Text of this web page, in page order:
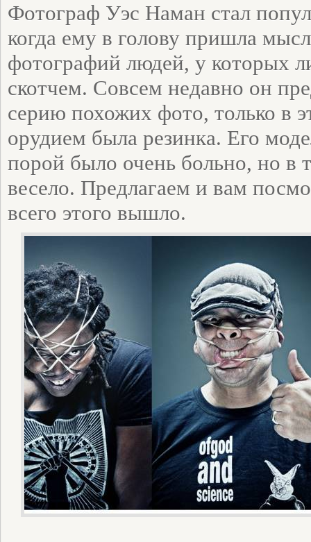
Фотограф Уэс Наман стал
когда ему в голову пришла
фотографий людей, у которых
скотчем. Совсем недавно он
серию похожих фото, только в
орудием была резинка. Его
порой было очень больно, но
весело. Предлагаем и вам
всего этого вышло.